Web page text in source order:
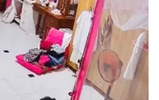
Quân sự - Quốc phòng